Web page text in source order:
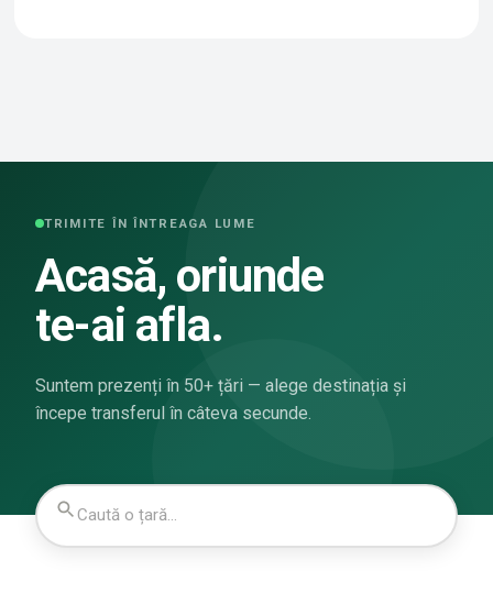
TRIMITE ÎN ÎNTREAGA LUME
Acasă, oriunde
te-ai afla.
Suntem prezenți în 50+ țări — alege destinația și
începe transferul în câteva secunde.